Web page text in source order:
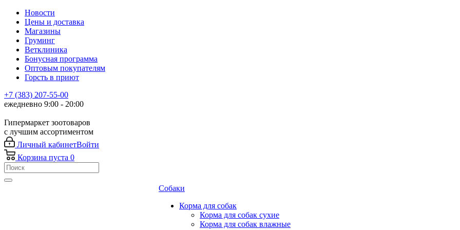
Новости
Цены и доставка
Магазины
Груминг
Ветклиника
Бонусная программа
Оптовым покупателям
Горсть в приют
+7 (383) 207-55-00
ежедневно 9:00 - 20:00
Гипермаркет зоотоваров
с лучшим ассортиментом
Личный кабинетВойти
Корзина пуста 0
Собаки
Корма для собак
Корма для собак сухие
Корма для собак влажные